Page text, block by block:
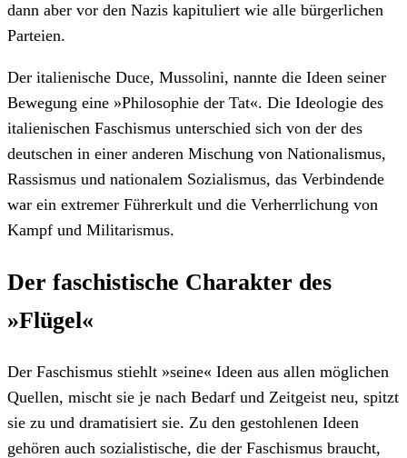
dann aber vor den Nazis kapituliert wie alle bürgerlichen
Parteien.
Der italienische Duce, Mussolini, nannte die Ideen seiner
Bewegung eine »Philosophie der Tat«. Die Ideologie des
italienischen Faschismus unterschied sich von der des
deutschen in einer anderen Mischung von Nationalismus,
Rassismus und nationalem Sozialismus, das Verbindende
war ein extremer Führerkult und die Verherrlichung von
Kampf und Militarismus.
Der faschistische Charakter des
»Flügel«
Der Faschismus stiehlt »seine« Ideen aus allen möglichen
Quellen, mischt sie je nach Bedarf und Zeitgeist neu, spitzt
sie zu und dramatisiert sie. Zu den gestohlenen Ideen
gehören auch sozialistische, die der Faschismus braucht,